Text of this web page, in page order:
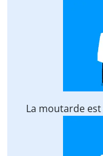
La moutarde est